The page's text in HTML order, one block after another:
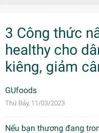
3 Công thức
healthy cho
kiêng, giảm
GUfoods
Thứ Bảy, 11/03/2023
Nếu bạn thương đang